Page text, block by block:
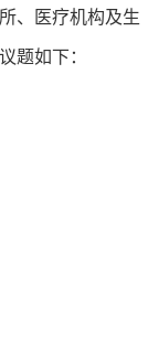
、医疗机构及生
题如下：